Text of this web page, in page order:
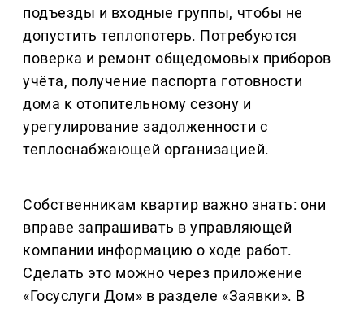
подъезды и входные группы, чтобы не
допустить теплопотерь. Потребуются
поверка и ремонт общедомовых приборов
учёта, получение паспорта готовности
дома к отопительному сезону и
урегулирование задолженности с
теплоснабжающей организацией.
Собственникам квартир важно знать: они
вправе запрашивать в управляющей
компании информацию о ходе работ.
Сделать это можно через приложение
«Госуслуги Дом» в разделе «Заявки». В